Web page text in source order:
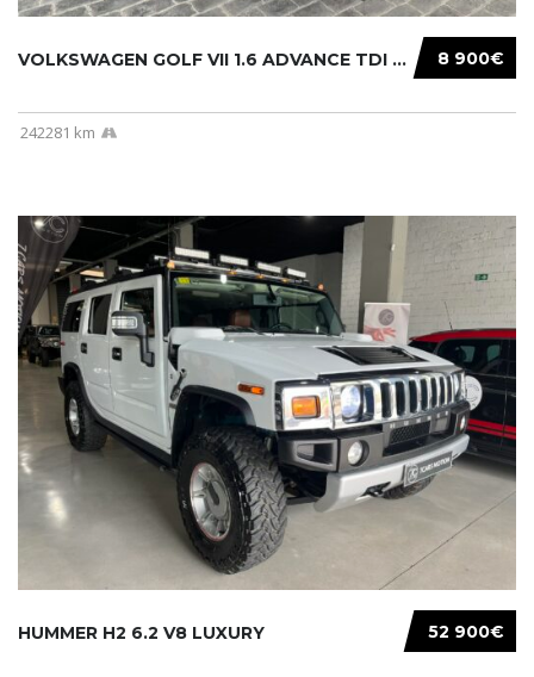
8 900€
VOLKSWAGEN GOLF VII 1.6 ADVANCE TDI 105CV BM...
242281 km
52 900€
HUMMER H2 6.2 V8 LUXURY